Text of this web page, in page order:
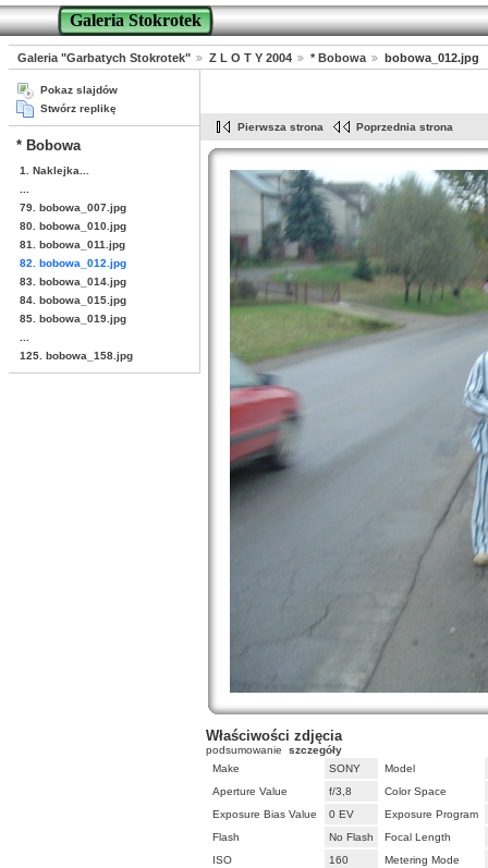
Galeria Stokrotek
Galeria "Garbatych Stokrotek" Z L O T Y 2004 * Bobowa bobowa_012.jpg
Pokaz slajdów
Stwórz replikę
* Bobowa
1. Naklejka...
79. bobowa_007.jpg
80. bobowa_010.jpg
81. bobowa_011.jpg
82. bobowa_012.jpg
83. bobowa_014.jpg
84. bobowa_015.jpg
85. bobowa_019.jpg
125. bobowa_158.jpg
Pierwsza strona Poprzednia strona
Właściwości zdjęcia
podsumowanie szczegóły
Make
SONY
Model
Aperture Value
f/3,8
Color Space
Exposure Bias Value
0 EV
Exposure Program
Flash
No Flash
Focal Length
ISO
160
Metering Mode